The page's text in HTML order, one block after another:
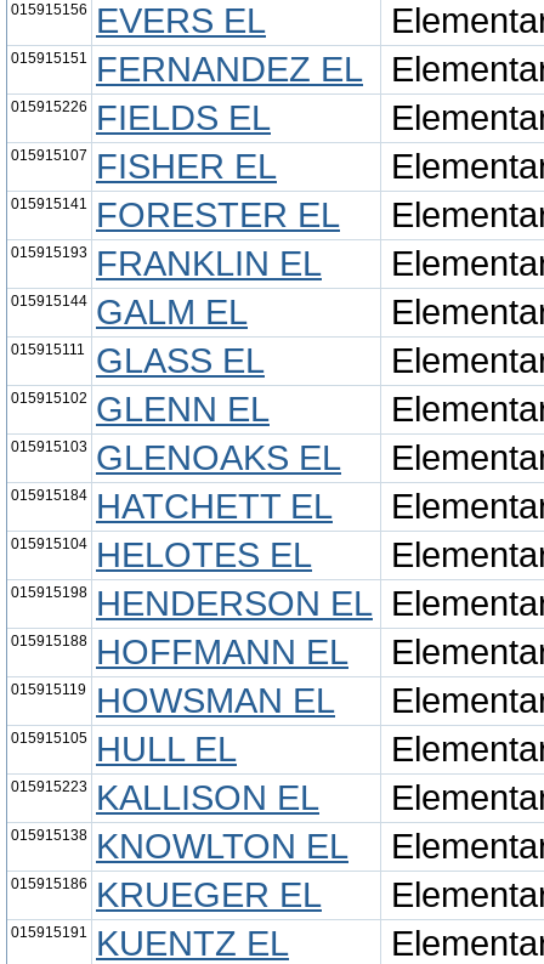
015915156 EVERS EL
015915151 FERNANDEZ EL
015915226 FIELDS EL
015915107 FISHER EL
015915141 FORESTER EL
015915193 FRANKLIN EL
015915144 GALM EL
015915111 GLASS EL
015915102 GLENN EL
015915103 GLENOAKS EL
015915184 HATCHETT EL
015915104 HELOTES EL
015915198 HENDERSON EL
015915188 HOFFMANN EL
015915119 HOWSMAN EL
015915105 HULL EL
015915223 KALLISON EL
015915138 KNOWLTON EL
015915186 KRUEGER EL
015915191 KUENTZ EL